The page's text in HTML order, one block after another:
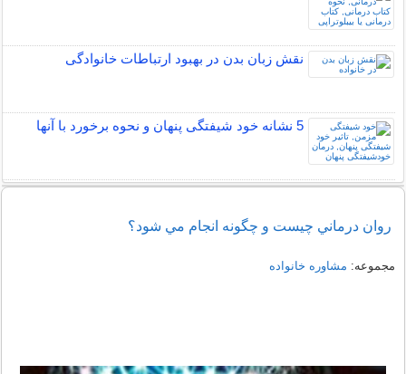
نقش زبان بدن در بهبود ارتباطات خانوادگی
5 نشانه خود شیفتگی پنهان و نحوه برخورد با آنها
روان درماني چيست و چگونه انجام مي شود؟
مجموعه: مشاوره خانواده